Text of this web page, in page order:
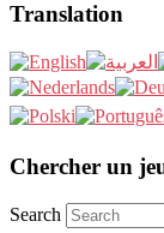
Translation
Chercher un
Search